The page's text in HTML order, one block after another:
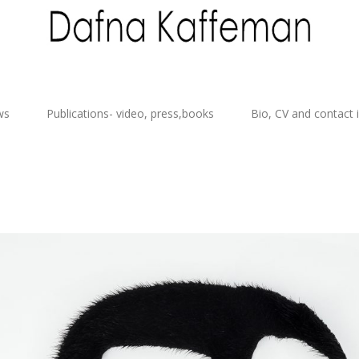
Bio, CV and contact
Publications- video, press,books